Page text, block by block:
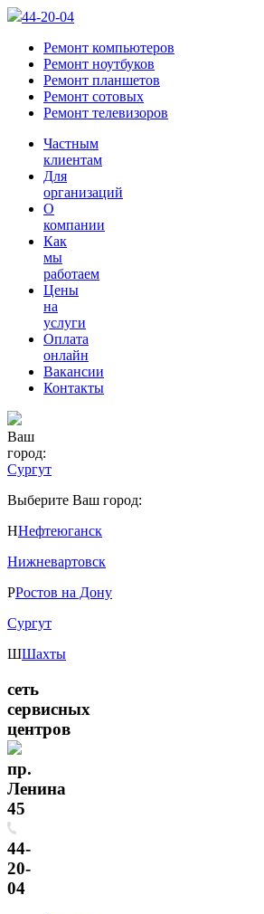
44-20-04
Ремонт компьютеров
Ремонт ноутбуков
Ремонт планшетов
Ремонт сотовых
Ремонт телевизоров
Частным
клиентам
Для
организаций
О
компании
Как
мы
работаем
Цены
на
услуги
Оплата
онлайн
Вакансии
Контакты
Ваш
город:
Сургут
Выберите Ваш город:
ННефтеюганск
Нижневартовск
РРостов на Дону
Сургут
ШШахты
сеть
сервисных
центров
пр.
Ленина
45
44-
20-
04